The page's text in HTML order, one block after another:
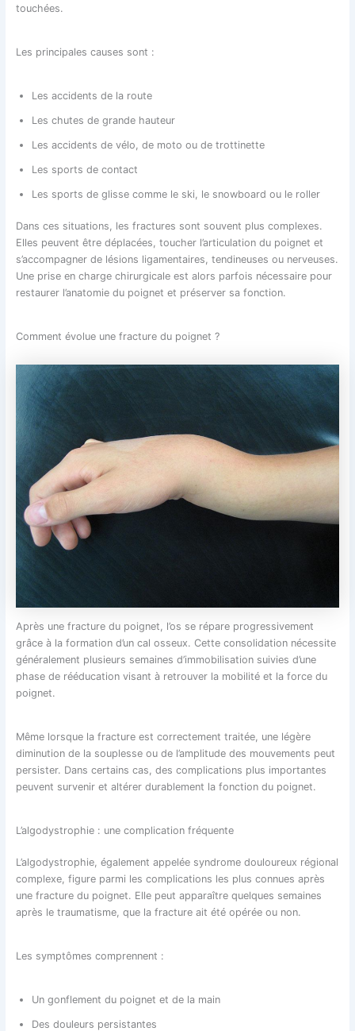
touchées.
Les principales causes sont :
Les accidents de la route
Les chutes de grande hauteur
Les accidents de vélo, de moto ou de trottinette
Les sports de contact
Les sports de glisse comme le ski, le snowboard ou le roller
Dans ces situations, les fractures sont souvent plus complexes.
Elles peuvent être déplacées, toucher l’articulation du poignet et
s’accompagner de lésions ligamentaires, tendineuses ou nerveuses.
Une prise en charge chirurgicale est alors parfois nécessaire pour
restaurer l’anatomie du poignet et préserver sa fonction.
Comment évolue une fracture du poignet ?
Après une fracture du poignet, l’os se répare progressivement
grâce à la formation d’un cal osseux. Cette consolidation nécessite
généralement plusieurs semaines d’immobilisation suivies d’une
phase de rééducation visant à retrouver la mobilité et la force du
poignet.
Même lorsque la fracture est correctement traitée, une légère
diminution de la souplesse ou de l’amplitude des mouvements peut
persister. Dans certains cas, des complications plus importantes
peuvent survenir et altérer durablement la fonction du poignet.
L’algodystrophie : une complication fréquente
L’algodystrophie, également appelée syndrome douloureux régional
complexe, figure parmi les complications les plus connues après
une fracture du poignet. Elle peut apparaître quelques semaines
après le traumatisme, que la fracture ait été opérée ou non.
Les symptômes comprennent :
Un gonflement du poignet et de la main
Des douleurs persistantes